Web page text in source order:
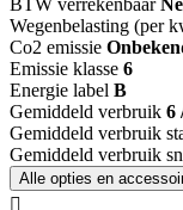
BTW verrekenbaar
Wegenbelasting (per
Co2 emissie
Emissie klasse 6
Energie label B
Gemiddeld verbruik 6
Gemiddeld verbruik
Gemiddeld verbruik
Alle opties en